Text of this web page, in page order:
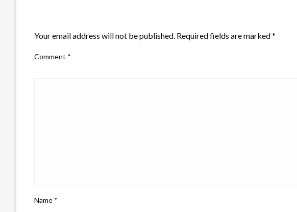
Your email address will not be published. Required fields are marked*
Comment *
Name *